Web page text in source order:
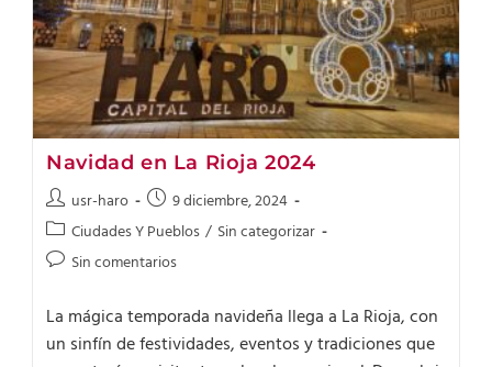
Navidad en La Rioja 2024
usr-haro
9 diciembre, 2024
Ciudades Y Pueblos / Sin categorizar
Sin comentarios
La mágica temporada navideña llega a La Rioja, con
un sinfín de festividades, eventos y tradiciones que